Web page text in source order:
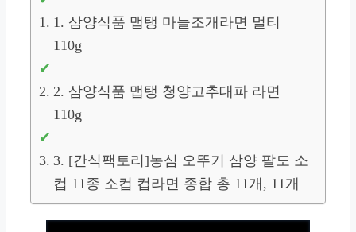
1. 삼양식품 맵탱 마늘조개라면 멀티
110g
2. 삼양식품 맵탱 청양고추대파 라면
110g
3. [간식팩토리]농심 오뚜기 삼양 팔도 소
컵 11종 소컵 컵라면 종합 총 11개, 11개